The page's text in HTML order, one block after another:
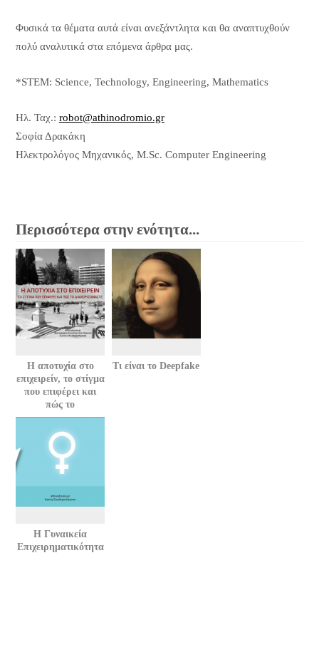
Φυσικά τα θέματα αυτά είναι ανεξάντλητα και θα αναπτυχθούν
πολύ αναλυτικά στα επόμενα άρθρα μας.
*STEM: Science, Technology, Engineering, Mathematics
Ηλ. Ταχ.: robot@athinodromio.gr
Σοφία Δρακάκη
Ηλεκτρολόγος Μηχανικός, M.Sc. Computer Engineering
Περισσότερα στην ενότητα...
Η αποτυχία στο
επιχειρείν, το στίγμα
που επιφέρει και
πώς το
διαχειριζόμαστε
Τι είναι το Deepfake
H Γυναικεία
Επιχειρηματικότητα